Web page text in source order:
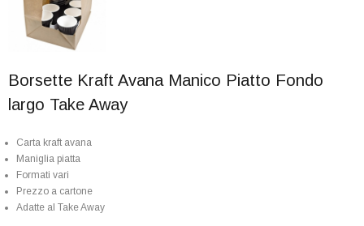
Borsette Kraft Avana Manico Piatto Fondo
largo Take Away
Carta kraft avana
Maniglia piatta
Formati vari
Prezzo a cartone
Adatte al Take Away